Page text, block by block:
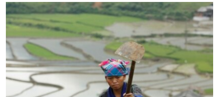
ข้าม
ไป
การ
ค้นหา
วิทยาศาสตร์
สังคมและสุขภาพ
ไลฟ์สไตล์
ตรวจสอบข่าว
เรียนรู้ภาษาอังกฤษ